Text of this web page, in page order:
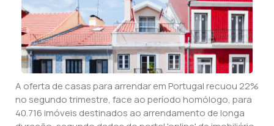
A oferta de casas para arrendar em Portugal recuou 22%
no segundo trimestre, face ao período homólogo, para
40.716 imóveis destinados ao arrendamento de longa